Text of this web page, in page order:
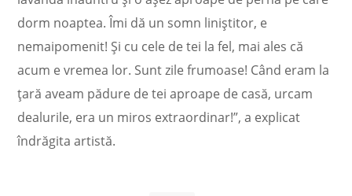
dorm noaptea. Îmi dă un somn liniştitor, e
nemaipomenit! Şi cu cele de tei la fel, mai ales că
acum e vremea lor. Sunt zile frumoase! Când eram la
ţară aveam pădure de tei aproape de casă, urcam
dealurile, era un miros extraordinar!”, a explicat
îndrăgita artistă.